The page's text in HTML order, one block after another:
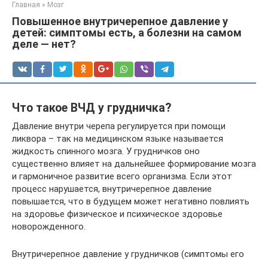
Главная » Мозг
Повышенное внутричерепное давление у
детей: симптомы есть, а болезни на самом
деле — нет?
Что такое ВЧД у грудничка?
Давление внутри черепа регулируется при помощи
ликвора – так на медицинском языке называется
жидкость спинного мозга. У грудничков оно
существенно влияет на дальнейшее формирование мозга
и гармоничное развитие всего организма. Если этот
процесс нарушается, внутричерепное давление
повышается, что в будущем может негативно повлиять
на здоровье физическое и психическое здоровье
новорожденного.
Внутричерепное давление у грудничков (симптомы его